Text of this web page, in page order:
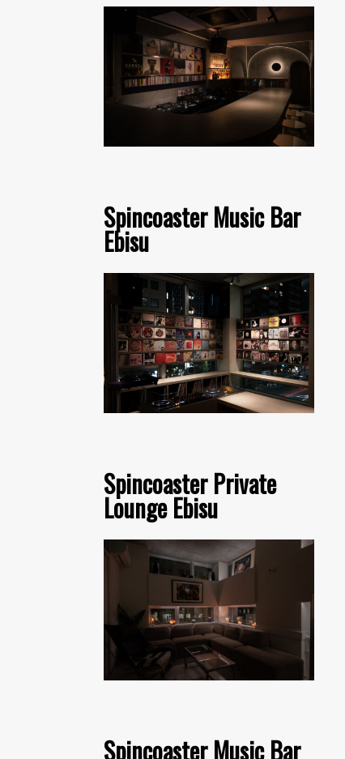
Spincoaster Music Bar
Ebisu
Spincoaster Private
Lounge Ebisu
Spincoaster Music Bar